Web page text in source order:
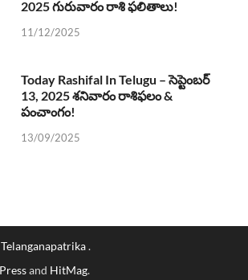
2025 గురువారం రాశి ఫలితాలు!
11/12/2025
Today Rashifal In Telugu – సెప్టెంబర్
13, 2025 శనివారం రాశిఫలం &
పంచాంగం!
13/09/2025
Telanganapatrika.
and HitMag.